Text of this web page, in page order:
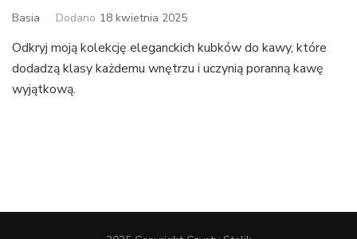
Basia Dodano 18 kwietnia 2025
Odkryj moją kolekcję eleganckich kubków do kawy, które
dodadzą klasy każdemu wnętrzu i uczynią poranną kawę
wyjątkową.